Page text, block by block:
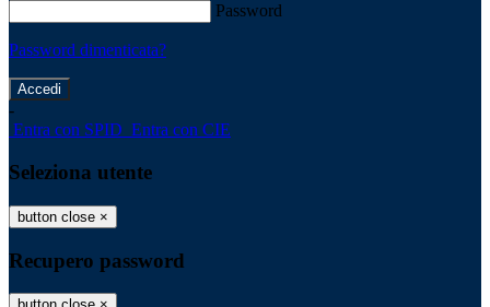
Password
Password dimenticata?
-
Entra con SPID Entra con CIE
Seleziona utente
button close ×
Recupero password